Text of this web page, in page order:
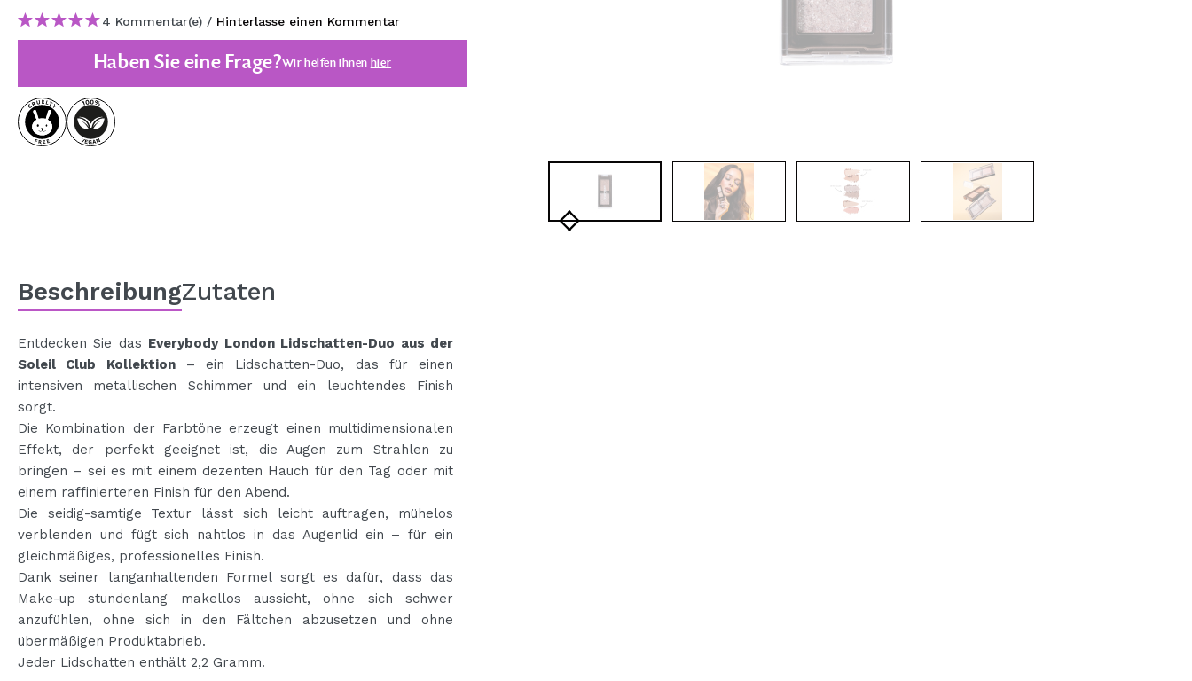
MAQUIFARMA
KOREA ZONE
TRAVEL SIZE
NATURE
BALD VERFÜGBAR
bisherigen Vorgänge einsehen.
4 Kommentar(e) / Hinterlasse einen Kommentar
Haben Sie eine Frage?Wir helfen Ihnen hier
BeschreibungZutaten
Entdecken Sie das Everybody London Lidschatten-Duo aus der
Soleil Club Kollektion– ein Lidschatten-Duo, das für einen
intensiven metallischen Schimmer und ein leuchtendes Finish
sorgt.
Die Kombination der Farbtöne erzeugt einen multidimensionalen
Effekt, der perfekt geeignet ist, die Augen zum Strahlen zu
bringen – sei es mit einem dezenten Hauch für den Tag oder mit
einem raffinierteren Finish für den Abend.
Die seidig-samtige Textur lässt sich leicht auftragen, mühelos
verblenden und fügt sich nahtlos in das Augenlid ein – für ein
gleichmäßiges, professionelles Finish.
Dank seiner langanhaltenden Formel sorgt es dafür, dass das
Make-up stundenlang makellos aussieht, ohne sich schwer
anzufühlen, ohne sich in den Fältchen abzusetzen und ohne
übermäßigen Produktabrieb.
Jeder Lidschatten enthält 2,2 Gramm.